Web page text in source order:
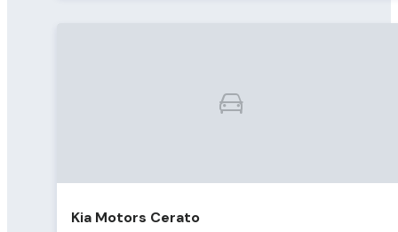
Kia Motors Cerato